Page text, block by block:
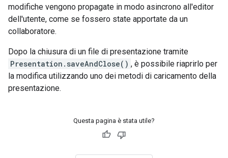
modifiche vengono propagate in modo asincrono all'editor
dell'utente, come se fossero state apportate da un
collaboratore.
Dopo la chiusura di un file di presentazione tramite
Presentation.saveAndClose() , è possibile riaprirlo per
la modifica utilizzando uno dei metodi di caricamento della
presentazione.
Questa pagina è stata utile?